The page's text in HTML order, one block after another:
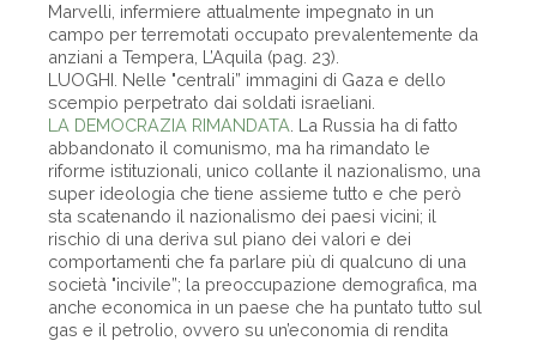
Marvelli, infermiere attualmente impegnato in un
campo per terremotati occupato prevalentemente da
anziani a Tempera, L’Aquila (pag. 23).
LUOGHI. Nelle "centrali” immagini di Gaza e dello
scempio perpetrato dai soldati israeliani.
LA DEMOCRAZIA RIMANDATA . La Russia ha di fatto
abbandonato il comunismo, ma ha rimandato le
riforme istituzionali, unico collante il nazionalismo, una
super ideologia che tiene assieme tutto e che però
sta scatenando il nazionalismo dei paesi vicini; il
rischio di una deriva sul piano dei valori e dei
comportamenti che fa parlare più di qualcuno di una
società "incivile”; la preoccupazione demografica, ma
anche economica in un paese che ha puntato tutto sul
gas e il petrolio, ovvero su un’economia di rendita